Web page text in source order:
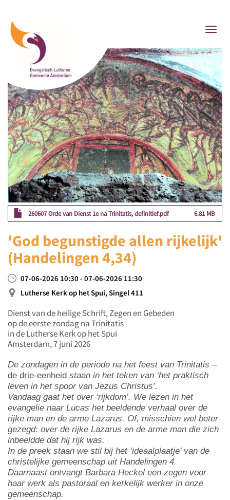
naar
260607 Orde van Dienst 1e na Trinitatis, definitief.pdf 6.81 MB
'God begunstigde allen rijkelijk'
(Handelingen 4,34)
07-06-2026 10:30 - 07-06-2026 11:30
Lutherse Kerk op het Spui, Singel 411
Dienst van de heilige Schrift, Zegen en Gebeden
op de eerste zondag na Trinitatis
in de Lutherse Kerk op het Spui
Amsterdam, 7 juni 2026
De zondagen in de periode na het feest van Trinitatis –
de drie-eenheid staan in het teken van ‘het praktisch
leven in het spoor van Jezus Christus’.
Vandaag gaat het over ‘rijkdom’. We lezen in het
evangelie naar Lucas het beeldende verhaal over de
rijke man en de arme Lazarus. Of, misschien wel beter
gezegd: over de rijke Lazarus en de arme man die zich
inbeeldde dat hij rijk was.
In de preek staan we stil bij het ‘ideaalplaatje’ van de
christelijke gemeenschap uit Handelingen 4.
Daarnaast ontvangt Barbara Heckel een zegen voor
haar werk als pastoraal en kerkelijk werker in onze
gemeenschap.